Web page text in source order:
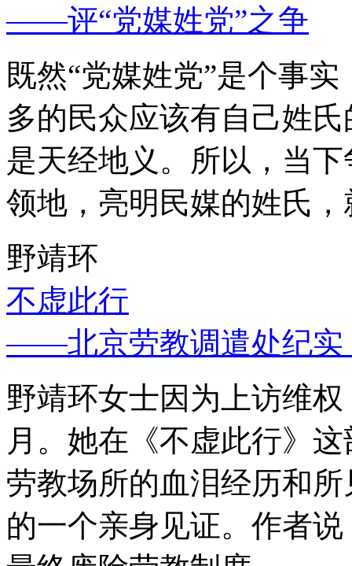
——评“党媒姓党”之争
既然“党媒姓党”是个事
多的民众应该有自己姓
是天经地义。所以，当
领地，亮明民媒的姓氏
野靖环
不虚此行
——北京劳教调遣处纪实
野靖环女士因为上访维
月。她在《不虚此行》
劳教场所的血泪经历和
的一个亲身见证。作者